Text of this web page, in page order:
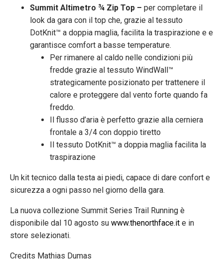
Summit Altimetro ¾ Zip Top – per completare il
look da gara con il top che, grazie al tessuto
DotKnit™ a doppia maglia, facilita la traspirazione e e
garantisce comfort a basse temperature.
Per rimanere al caldo nelle condizioni più
fredde grazie al tessuto WindWall™
strategicamente posizionato per trattenere il
calore e proteggere dal vento forte quando fa
freddo.
Il flusso d’aria è perfetto grazie alla cerniera
frontale a 3/4 con doppio tiretto
Il tessuto DotKnit™ a doppia maglia facilita la
traspirazione
Un kit tecnico dalla testa ai piedi, capace di dare confort e
sicurezza a ogni passo nel giorno della gara.
La nuova collezione Summit Series Trail Running è
disponibile dal 10 agosto su www.thenorthface.it e in
store selezionati.
Credits Mathias Dumas